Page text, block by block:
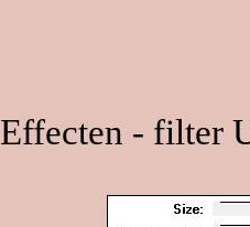
Effecten - filter